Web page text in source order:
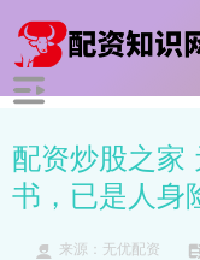
配资炒股之家
书，已是人身
来源：无优配资